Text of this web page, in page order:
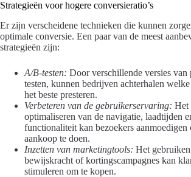
Strategieën voor hogere conversieratio’s
Er zijn verscheidene technieken die kunnen
optimale conversie. Een paar van de meest
strategieën zijn:
A/B-testen: Door verschillende versies van
testen, kunnen bedrijven achterhalen welke
het beste presteren.
Verbeteren van de gebruikerservaring: Het
optimaliseren van de navigatie, laadtijden
functionaliteit kan bezoekers aanmoedigen
aankoop te doen.
Inzetten van marketingtools: Het
bewijskracht of kortingscampagnes kan
stimuleren om te kopen.